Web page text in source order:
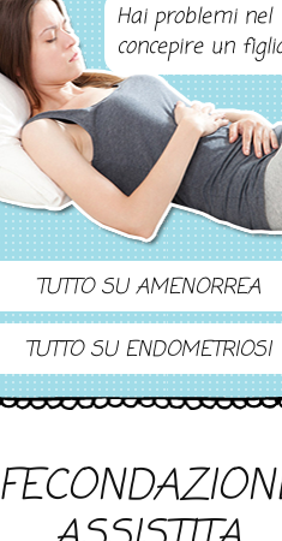
Hai problemi nel
concepire un
TUTTO SU AMENORREA
TUTTO SU ENDOMETRIOSI